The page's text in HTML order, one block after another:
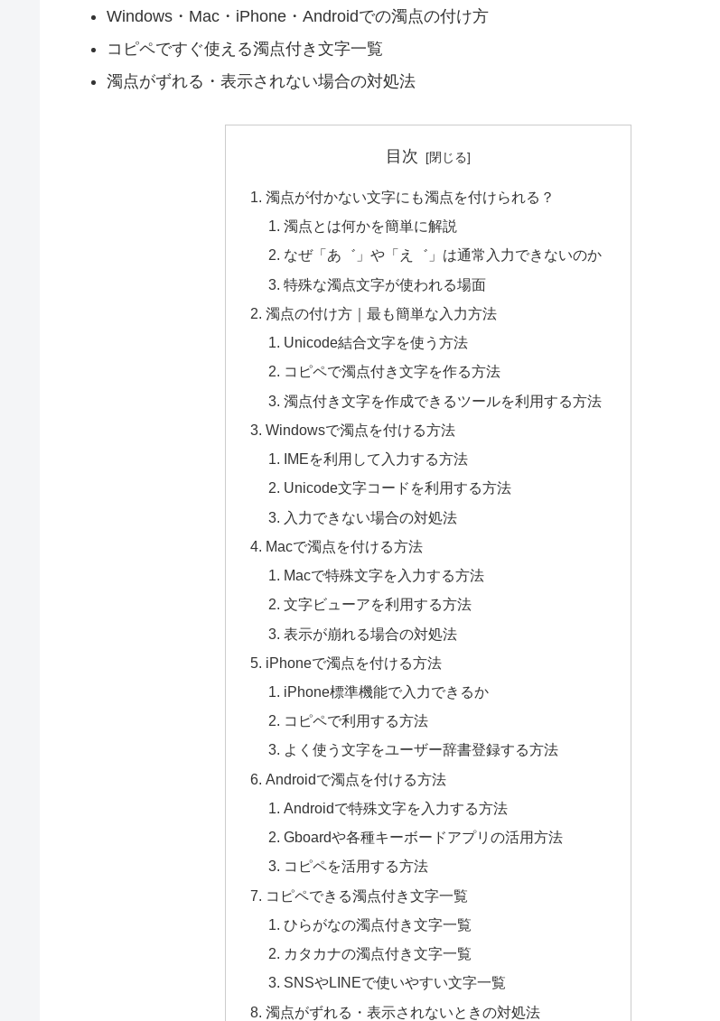
Windows・Mac・iPhone・Androidでの濁点の付け方
コピペですぐ使える濁点付き文字一覧
濁点がずれる・表示されない場合の対処法
目次
濁点が付かない文字にも濁点を付けられる？
濁点とは何かを簡単に解説
なぜ「あ゛」や「え゛」は通常入力できないのか
特殊な濁点文字が使われる場面
濁点の付け方｜最も簡単な入力方法
Unicode結合文字を使う方法
コピペで濁点付き文字を作る方法
濁点付き文字を作成できるツールを利用する方法
Windowsで濁点を付ける方法
IMEを利用して入力する方法
Unicode文字コードを利用する方法
入力できない場合の対処法
Macで濁点を付ける方法
Macで特殊文字を入力する方法
文字ビューアを利用する方法
表示が崩れる場合の対処法
iPhoneで濁点を付ける方法
iPhone標準機能で入力できるか
コピペで利用する方法
よく使う文字をユーザー辞書登録する方法
Androidで濁点を付ける方法
Androidで特殊文字を入力する方法
Gboardや各種キーボードアプリの活用方法
コピペを活用する方法
コピペできる濁点付き文字一覧
ひらがなの濁点付き文字一覧
カタカナの濁点付き文字一覧
SNSやLINEで使いやすい文字一覧
濁点がずれる・表示されないときの対処法